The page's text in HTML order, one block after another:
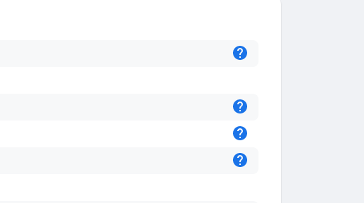
Подсказка
Подсказка
Подсказка
Подсказка